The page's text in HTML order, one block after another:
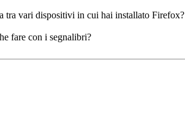
tra vari dispositivi in cui hai installato Firefox?
fare con i segnalibri?